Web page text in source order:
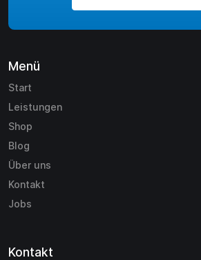
Menü
Start
Leistungen
Shop
Blog
Über uns
Kontakt
Jobs
Kontakt